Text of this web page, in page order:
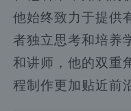
他始终致力于提供
者独立思考和培养
和讲师，他的双重
程制作更加贴近前